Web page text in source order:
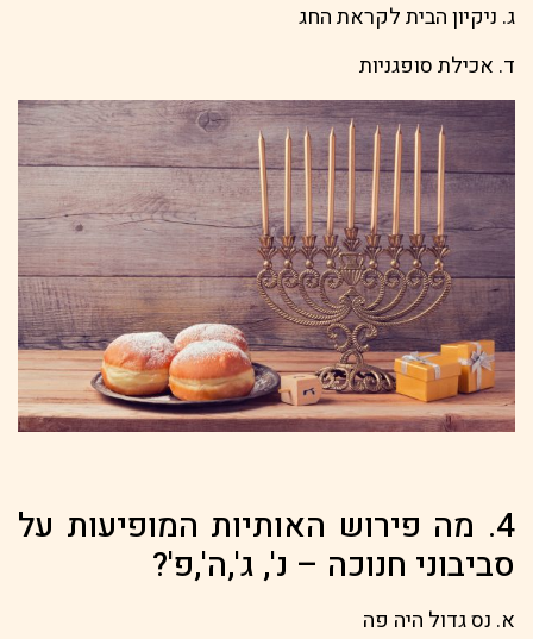
ג. ניקיון הבית לקראת החג
ד. אכילת סופגניות
4. מה פירוש האותיות המופיעות על
סביבוני חנוכה – נ', ג',ה',פ'?
א. נס גדול היה פה